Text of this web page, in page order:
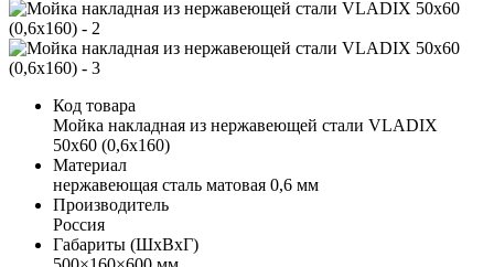
Код товара
Мойка накладная из нержавеющей стали VLADIX
50х60 (0,6х160)
Материал
нержавеющая сталь матовая 0,6 мм
Производитель
Россия
Габариты (ШхВхГ)